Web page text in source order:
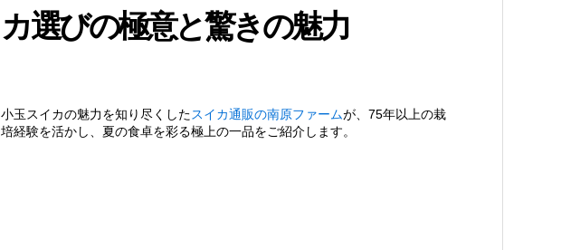
カ選びの極意と驚きの魅力
小玉スイカの魅力を知り尽くしたスイカ通販の南原ファームが、75年以上の栽
培経験を活かし、夏の食卓を彩る極上の一品をご紹介します。